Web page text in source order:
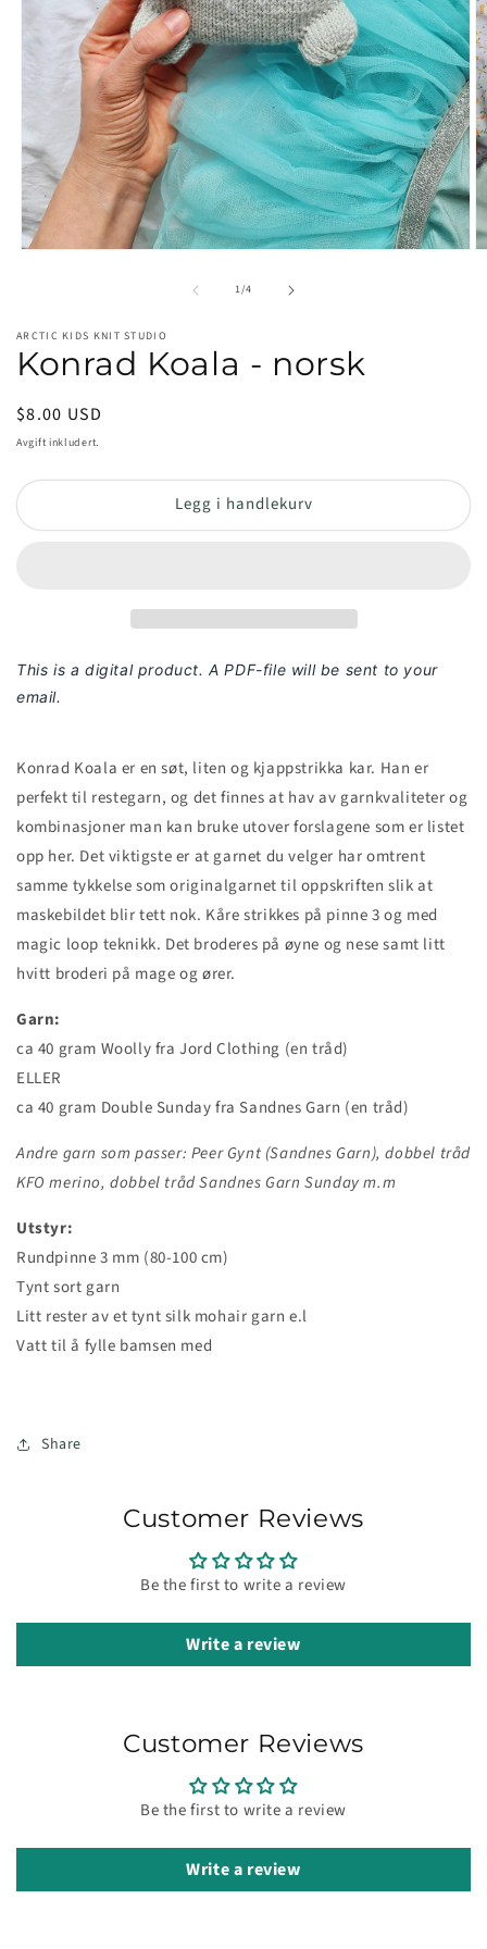
1/av
4
ARCTIC KIDS KNIT STUDIO
Konrad Koala - norsk
Vanlig
pris
$8.00 USD
Avgift inkludert.
Legg i handlekurv
This is a digital product. A PDF-file will be sent to your
email.
Konrad Koala er en søt, liten og kjappstrikka kar. Han er
perfekt til restegarn, og det finnes at hav av garnkvaliteter og
kombinasjoner man kan bruke utover forslagene som er listet
opp her. Det viktigste er at garnet du velger har omtrent
samme tykkelse som originalgarnet til oppskriften slik at
maskebildet blir tett nok. Kåre strikkes på pinne 3 og med
magic loop teknikk. Det broderes på øyne og nese samt litt
hvitt broderi på mage og ører.
Garn:
ca 40 gram Woolly fra Jord Clothing (en tråd)
ELLER
ca 40 gram Double Sunday fra Sandnes Garn (en tråd)
Andre garn som passer: Peer Gynt (Sandnes Garn), dobbel tråd
KFO merino, dobbel tråd Sandnes Garn Sunday m.m
Utstyr:
Rundpinne 3 mm (80-100 cm)
Tynt sort garn
Litt rester av et tynt silk mohair garn e.l
Vatt til å fylle bamsen med
Share
Customer Reviews
Be the first to write a review
Write a review
Customer Reviews
Be the first to write a review
Write a review